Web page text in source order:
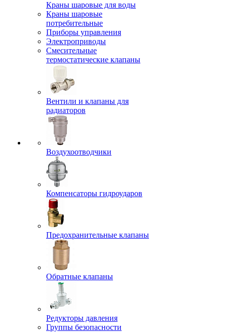
Краны шаровые для воды
Краны шаровые
потребительные
Приборы управления
Электроприводы
Смесительные
термостатические клапаны
Вентили и клапаны для
радиаторов
Воздухоотводчики
Компенсаторы гидроударов
Предохранительные клапаны
Обратные клапаны
Редукторы давления
Группы безопасности